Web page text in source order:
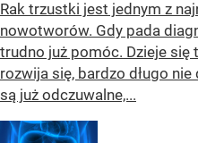
Rak trzustki jest jednym z
nowotworów. Gdy pada
trudno już pomóc. Dzieje się
rozwija się, bardzo długo
są już odczuwalne,...